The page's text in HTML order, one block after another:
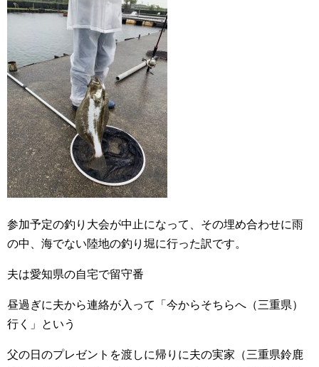
参加予定の釣り大会が中止になって、その埋め合わせに雨
の中、海でない陸地の釣り堀に行った訳です。
夫は愛知県の自宅で留守番
昼過ぎに夫から連絡が入って「今からそちらへ（三重県）
行く」という
父の日のプレゼントを渡しに帰りに夫の実家（三重県鈴鹿